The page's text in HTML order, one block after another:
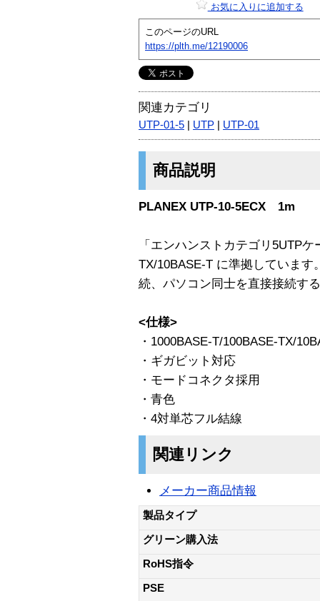
お気に入りに追加する
このページのURL
https://plth.me/12190006
関連カテゴリ
UTP-01-5 UTP UTP-01
商品説明
PLANEX UTP-10-5ECX 1m
「エンハンストカテゴリ5UTP
TX/10BASE-T に準拠していま
続、パソコン同士を直接接続す
<仕様>
・1000BASE-T/100BASE-TX/
・ギガビット対応
・モードコネクタ採用
・青色
・4対単芯フル結線
関連リンク
メーカー商品情報
製品タイプ
グリーン購入法
RoHS指令
PSE